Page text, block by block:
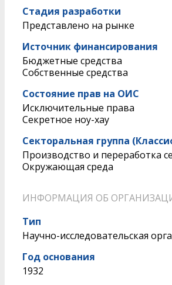
Стадия разработки
Представлено на рынке
Источник финансирования
Бюджетные средства
Собственные средства
Состояние прав на ОИС
Исключительные права
Секретное ноу-хау
Секторальная группа
Производство и переработка
Окружающая среда
ИНФОРМАЦИЯ ОБ
Тип
Научно-исследовательская
Год основания
1932